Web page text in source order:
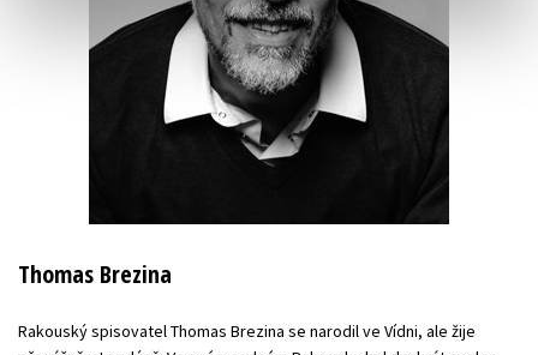
Thomas Brezina
Rakouský spisovatel Thomas Brezina se narodil ve Vídni, ale žije